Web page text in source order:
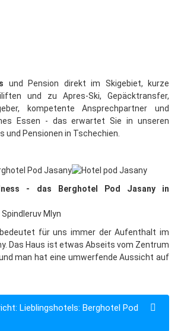
uns
und Pension direkt im Skigebiet, kurze
und zu Apres-Ski, Gepäcktransfer,
kompetente Ansprechpartner und
Essen - das erwartet Sie in unseren
und Pensionen in Tschechien.
Pod Jasany
- das Berghotel Pod Jasany in
Mlyn
bedeutet für uns immer der Aufenthalt im
Das Haus ist etwas Abseits vom Zentrum
man hat eine umwerfende Aussicht auf
Lieblingshotels: Berghotel Pod